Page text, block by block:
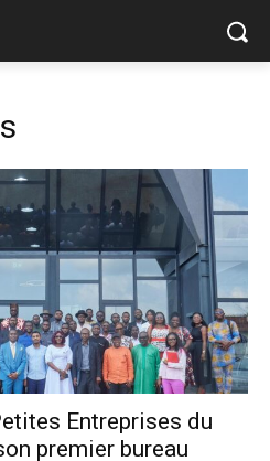
Entreprises du
premier bureau